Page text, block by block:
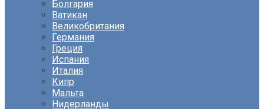
Болгария
Ватикан
Великобритания
Германия
Греция
Испания
Италия
Кипр
Мальта
Нидерланды